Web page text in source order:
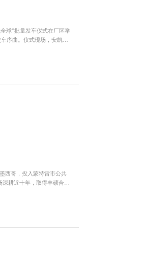
球”批量发车仪式在厂区举
序曲。仪式现场，安凯客
西哥，投入蒙特雷市公共
耕近十年，取得丰硕合作